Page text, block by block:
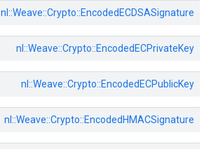
nl::Weave::Crypto::EncodedECDSASignature
nl::Weave::Crypto::EncodedECPrivateKey
nl::Weave::Crypto::EncodedECPublicKey
nl::Weave::Crypto::EncodedHMACSignature